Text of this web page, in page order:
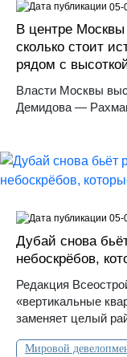
В центре
сколько стоит
рядом с
Власти Москвы
Демидова —
05-
Дубай снова
небоскрёбов,
Редакция
«вертикальные
заменяет целый
Мировой
05-